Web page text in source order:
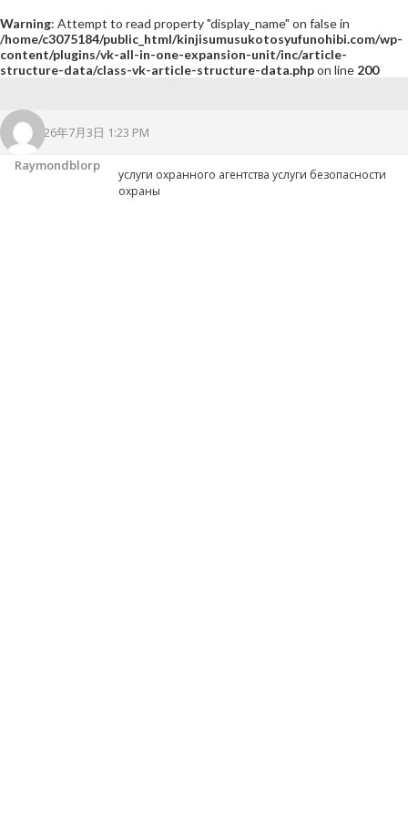
Warning: Attempt to read property "display_name" on false in
/home/c3075184/public_html/kinjisumusukotosyufunohibi.com/wp-
content/plugins/vk-all-in-one-expansion-unit/inc/article-
structure-data/class-vk-article-structure-data.phpon line 200
2026年7月3日 1:23 PM
Raymondblorp
услуги охранного агентства услуги безопасности
охраны